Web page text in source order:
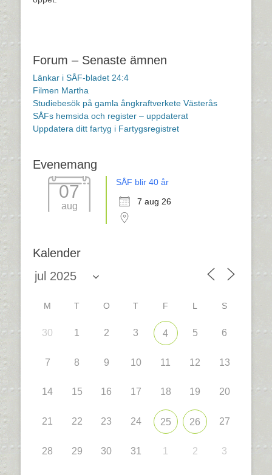
Forum – Senaste ämnen
Länkar i SÅF-bladet 24:4
Filmen Martha
Studiebesök på gamla ångkraftverkete Västerås
SÅFs hemsida och register – uppdaterat
Uppdatera ditt fartyg i Fartygsregistret
Evenemang
07
aug
SÅF blir 40 år
7 aug 26
Kalender
M T O T F L S
30 1 2 3 4 5 6
7 8 9 10 11 12 13
14 15 16 17 18 19 20
21 22 23 24 25 26 27
28 29 30 31 1 2 3